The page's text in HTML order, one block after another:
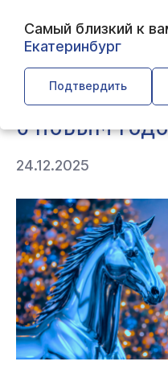
Самый близкий к
Екатеринбург
Подтвердить
С НОВЫМ
24.12.2025